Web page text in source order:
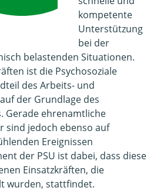
kompetente
Unterstützung
bei der
belastenden Situationen.
ist die Psychosoziale
des Arbeits- und
der Grundlage des
Gerade ehrenamtliche
sind jedoch ebenso auf
Ereignissen
der PSU ist dabei, dass diese
Einsatzkräften, die
wurden, stattfindet.